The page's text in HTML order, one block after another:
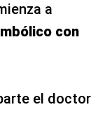
a
con
el doctor